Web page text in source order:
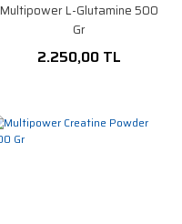
Multipower L-Glutamine 500
Gr
2.250,00 TL